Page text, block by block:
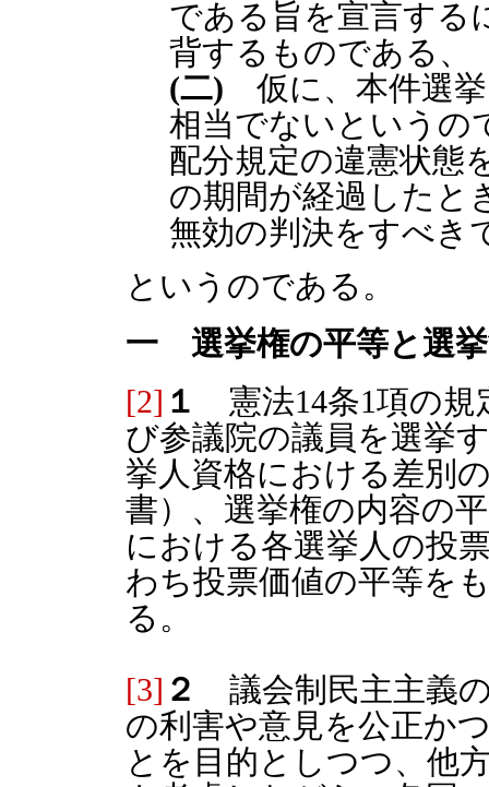
である旨を宣言する
背するものである、
(二) 仮に、本件選
相当でないというの
配分規定の違憲状態
の期間が経過したと
無効の判決をすべき
というのである。
一 選挙権の平等と選
[2] １
憲法14条1項の規
び参議院の議員を選挙
挙人資格における差別
書）、選挙権の内容の
における各選挙人の投
わち投票価値の平等を
る。
[3] ２
議会制民主主義
の利害や意見を公正か
とを目的としつつ、他